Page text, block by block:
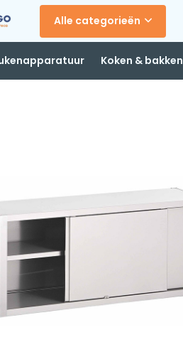
Alle categorieën
Koken & bakken